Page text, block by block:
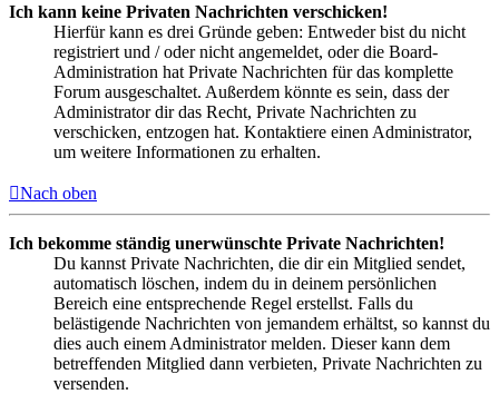
Ich kann keine Privaten Nachrichten verschicken!
Hierfür kann es drei Gründe geben: Entweder bist du nicht
registriert und / oder nicht angemeldet, oder die Board-
Administration hat Private Nachrichten für das komplette
Forum ausgeschaltet. Außerdem könnte es sein, dass der
Administrator dir das Recht, Private Nachrichten zu
verschicken, entzogen hat. Kontaktiere einen Administrator,
um weitere Informationen zu erhalten.
Nach oben
Ich bekomme ständig unerwünschte Private Nachrichten!
Du kannst Private Nachrichten, die dir ein Mitglied sendet,
automatisch löschen, indem du in deinem persönlichen
Bereich eine entsprechende Regel erstellst. Falls du
belästigende Nachrichten von jemandem erhältst, so kannst du
dies auch einem Administrator melden. Dieser kann dem
betreffenden Mitglied dann verbieten, Private Nachrichten zu
versenden.